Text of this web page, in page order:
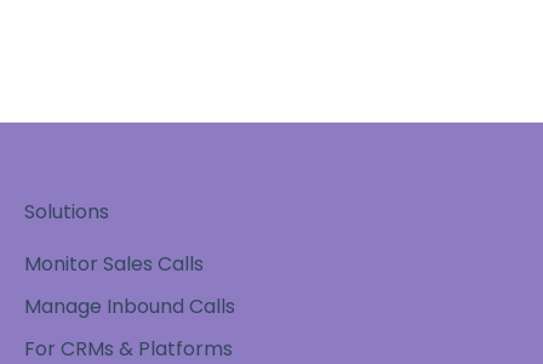
Solutions
Monitor Sales Calls
Manage Inbound Calls
For CRMs & Platforms